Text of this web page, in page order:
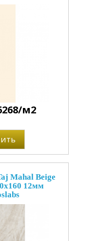
м2
Mahal Beige
12мм